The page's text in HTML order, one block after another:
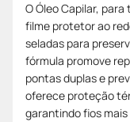
O Óleo Capilar,
filme protetor ao
seladas para
fórmula promove
pontas duplas e
oferece proteção
garantindo fios